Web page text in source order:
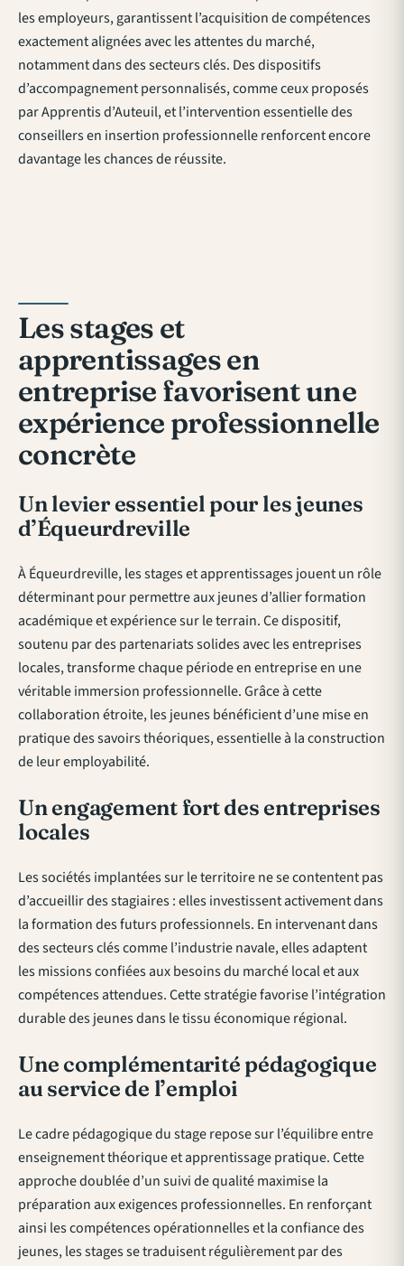
les employeurs, garantissent l’acquisition de compétences
exactement alignées avec les attentes du marché,
notamment dans des secteurs clés. Des dispositifs
d’accompagnement personnalisés, comme ceux proposés
par Apprentis d’Auteuil, et l’intervention essentielle des
conseillers en insertion professionnelle renforcent encore
davantage les chances de réussite.
Les stages et
apprentissages en
entreprise favorisent une
expérience professionnelle
concrète
Un levier essentiel pour les jeunes
d’Équeurdreville
À Équeurdreville, les stages et apprentissages jouent un rôle
déterminant pour permettre aux jeunes d’allier formation
académique et expérience sur le terrain. Ce dispositif,
soutenu par des partenariats solides avec les entreprises
locales, transforme chaque période en entreprise en une
véritable immersion professionnelle. Grâce à cette
collaboration étroite, les jeunes bénéficient d’une mise en
pratique des savoirs théoriques, essentielle à la construction
de leur employabilité.
Un engagement fort des entreprises
locales
Les sociétés implantées sur le territoire ne se contentent pas
d’accueillir des stagiaires : elles investissent activement dans
la formation des futurs professionnels. En intervenant dans
des secteurs clés comme l’industrie navale, elles adaptent
les missions confiées aux besoins du marché local et aux
compétences attendues. Cette stratégie favorise l’intégration
durable des jeunes dans le tissu économique régional.
Une complémentarité pédagogique
au service de l’emploi
Le cadre pédagogique du stage repose sur l’équilibre entre
enseignement théorique et apprentissage pratique. Cette
approche doublée d’un suivi de qualité maximise la
préparation aux exigences professionnelles. En renforçant
ainsi les compétences opérationnelles et la confiance des
jeunes, les stages se traduisent régulièrement par des